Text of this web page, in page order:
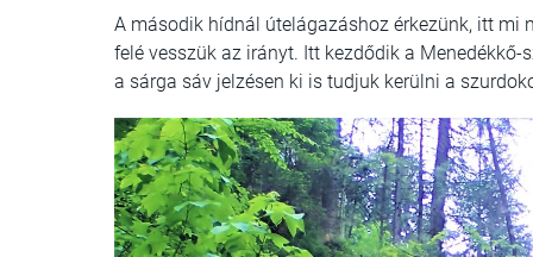
A második hídnál útelágazáshoz érkezünk, itt mi
felé vesszük az irányt. Itt kezdődik a
a sárga sáv jelzésen ki is tudjuk kerülni a